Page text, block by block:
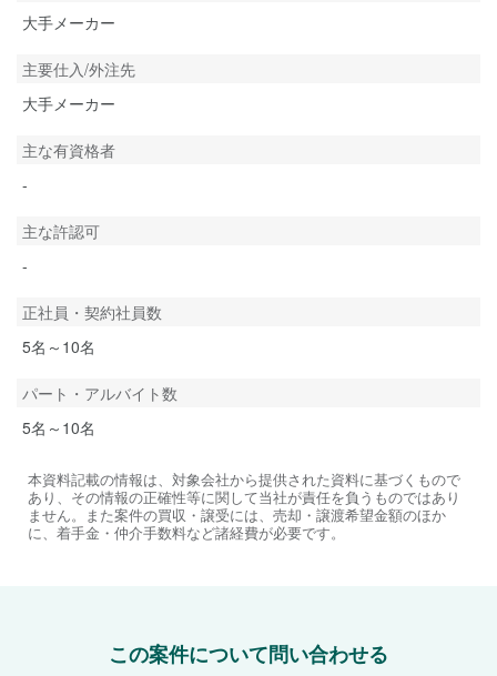
大手メーカー
主要仕入/外注先
大手メーカー
主な有資格者
-
主な許認可
-
正社員・契約社員数
5名～10名
パート・アルバイト数
5名～10名
本資料記載の情報は、対象会社から提供された資料に基づくもので
あり、その情報の正確性等に関して当社が責任を負うものではあり
ません。また案件の買収・譲受には、売却・譲渡希望金額のほか
に、着手金・仲介手数料など諸経費が必要です。